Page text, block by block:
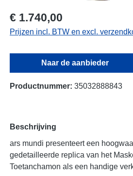
€ 1.740,00
Prijzen incl. BTW en excl.
Naar de aanbieder
Productnummer: 35032888843
Beschrijving
ars mundi presenteert een
gedetailleerde replica van het
Toetanchamon als een handige